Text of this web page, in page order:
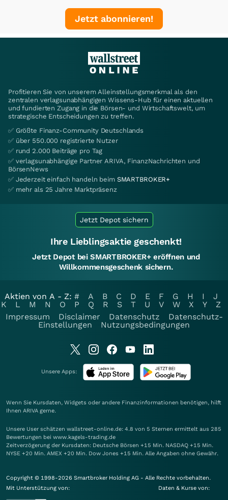
Jetzt abonnieren!
Profitieren Sie von unserem Alleinstellungsmerkmal als den
zentralen verlagsunabhängigen Wissens-Hub für einen aktuellen
und fundierten Zugang in die Börsen- und Wirtschaftswelt, um
strategische Entscheidungen zu treffen.
✅ Größte Finanz-Community Deutschlands
✅ über 550.000 registrierte Nutzer
✅ rund 2.000 Beiträge pro Tag
✅ verlagsunabhängige Partner ARIVA, FinanzNachrichten und
BörsenNews
✅ Jederzeit einfach handeln beim SMARTBROKER+
✅ mehr als 25 Jahre Marktpräsenz
Jetzt Depot sichern
Ihre Lieblingsaktie geschenkt!
Jetzt Depot bei SMARTBROKER+ eröffnen und
Willkommensgeschenk sichern.
Aktien von A - Z: # A B C D E F G H I
J
K
L M N O P Q R S T U V W X Y
Z
Impressum
Disclaimer Datenschutz
Datenschutz-
Einstellungen
Nutzungsbedingungen
Unsere Apps:
Wenn Sie Kursdaten, Widgets oder andere Finanzinformationen benötigen, hilft
Ihnen ARIVA gerne.
Unsere User schätzen wallstreet-online.de: 4.8 von 5 Sternen ermittelt aus 285
Bewertungen bei www.kagels-trading.de
Zeitverzögerung der Kursdaten: Deutsche Börsen +15 Min. NASDAQ +15 Min.
NYSE +20 Min. AMEX +20 Min. Dow Jones +15 Min. Alle Angaben ohne Gewähr.
Copyright © 1998-2026 Smartbroker Holding AG - Alle Rechte vorbehalten.
Mit Unterstützung von:
Daten & Kurse von: